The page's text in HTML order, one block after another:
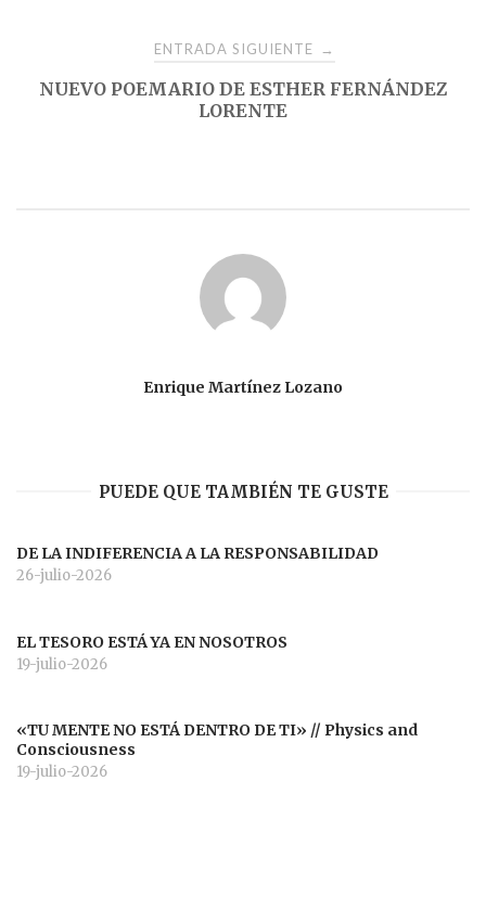
ENTRADA SIGUIENTE →
NUEVO POEMARIO DE ESTHER FERNÁNDEZ
LORENTE
Enrique Martínez Lozano
PUEDE QUE TAMBIÉN TE GUSTE
DE LA INDIFERENCIA A LA RESPONSABILIDAD
26-julio-2026
EL TESORO ESTÁ YA EN NOSOTROS
19-julio-2026
«TU MENTE NO ESTÁ DENTRO DE TI» // Physics and
Consciousness
19-julio-2026